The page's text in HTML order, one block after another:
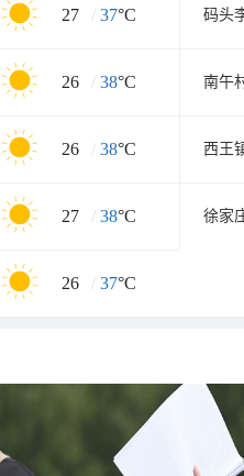
27 / 37°C 码头
26 / 38°C 南午
26 / 38°C 西王
27 / 38°C 徐家
26 / 37°C